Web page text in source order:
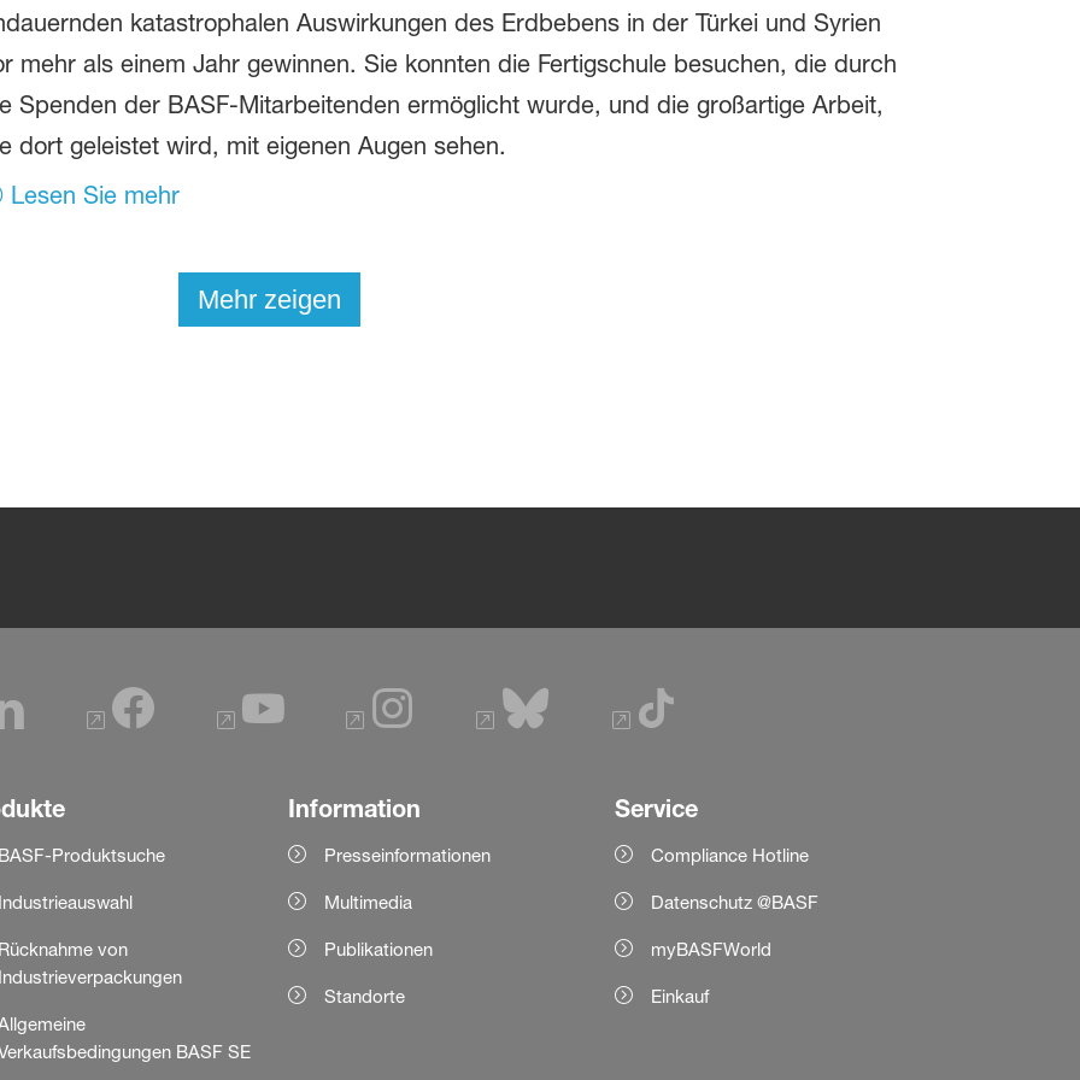
katastrophalen Auswirkungen des Erdbebens in der Türkei und Syrien
mehr als einem Jahr gewinnen. Sie konnten die Fertigschule besuchen, die durch
Spenden der BASF-Mitarbeitenden ermöglicht wurde, und die großartige Arbeit,
dort geleistet wird, mit eigenen Augen sehen.
Lesen Sie mehr
Mehr zeigen
BASF-Produktsuche
Industrieauswahl
Rücknahme von
Industrieverpackungen
BASF SE
Information
Presseinformationen
Multimedia
Publikationen
Standorte
Service
Compliance Hotline
Datenschutz @BASF
myBASFWorld
Einkauf